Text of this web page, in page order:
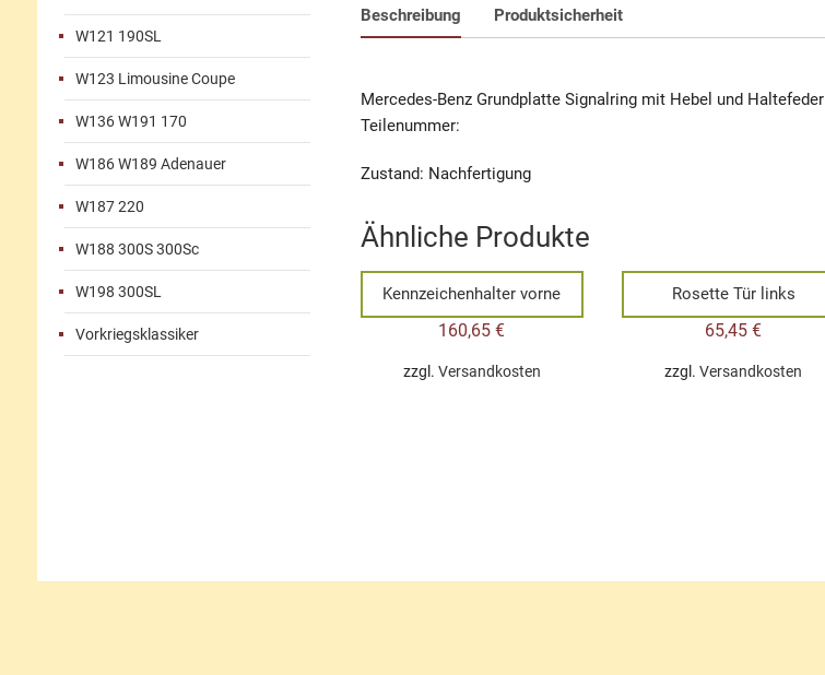
W121 190SL
W123 Limousine Coupe
W136 W191 170
W186 W189 Adenauer
W187 220
W188 300S 300Sc
W198 300SL
Vorkriegsklassiker
Beschreibung Produktsicherheit
Mercedes-Benz Grundplatte Signalring mit Hebel und Haltefeder
Teilenummer:
Zustand: Nachfertigung
Ähnliche Produkte
Kennzeichenhalter vorne
160,65€
zzgl. Versandkosten
Rosette Tür links
65,45€
zzgl.Versandkosten